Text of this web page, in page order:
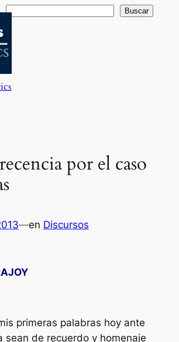
Buscar Buscar
por el caso
—en Discursos
primeras palabras hoy ante
sean de recuerdo y homenaje